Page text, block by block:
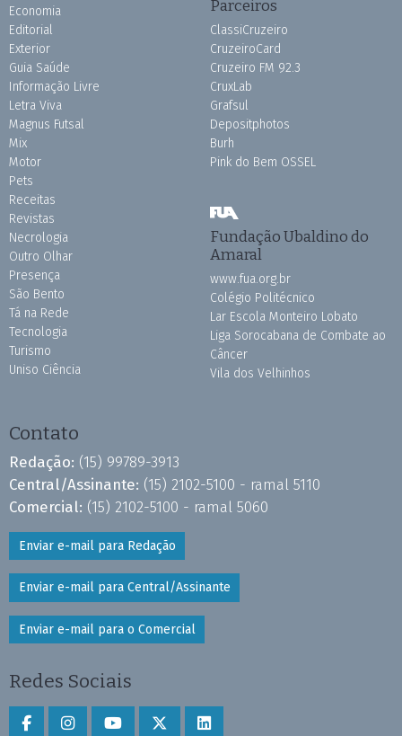
Economia
Editorial
Exterior
Guia Saúde
Informação Livre
Letra Viva
Magnus Futsal
Mix
Motor
Pets
Receitas
Revistas
Necrologia
Outro Olhar
Presença
São Bento
Tá na Rede
Tecnologia
Turismo
Uniso Ciência
Parceiros
ClassiCruzeiro
CruzeiroCard
Cruzeiro FM 92.3
CruxLab
Grafsul
Depositphotos
Burh
Pink do Bem OSSEL
Fundação Ubaldino do
Amaral
www.fua.org.br
Colégio Politécnico
Lar Escola Monteiro Lobato
Liga Sorocabana de Combate ao
Câncer
Vila dos Velhinhos
Contato
Redação: (15) 99789-3913
Central/Assinante: (15) 2102-5100 - ramal 5110
Comercial: (15) 2102-5100 - ramal 5060
Enviar e-mail para Redação
Enviar e-mail para Central/Assinante
Enviar e-mail para o Comercial
Redes Sociais